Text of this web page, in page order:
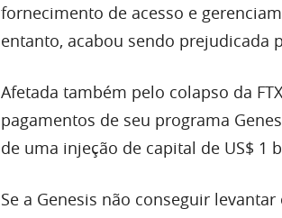
fornecimento de acesso e
entanto, acabou sendo prejudicada
Afetada também pelo colapso da
pagamentos de seu programa
de uma injeção de capital de US$ 1
Se a Genesis não conseguir